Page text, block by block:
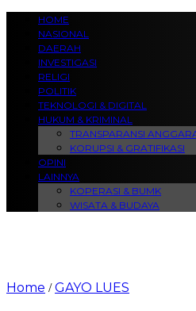
HOME
NASIONAL
DAERAH
INVESTIGASI
RELIGI
POLITIK
TEKNOLOGI & DIGITAL
HUKUM & KRIMINAL
TRANSPARANSI
KORUPSI & GRATIFIKASI
OPINI
LAINNYA
KOPERASI & BUMK
WISATA & BUDAYA
Home /GAYO LUES